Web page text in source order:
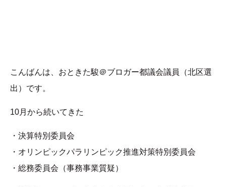
こんばんは、おときた駿＠ブロガー都議会議員（北区選
出）です。
10月から続いてきた
・決算特別委員会
・オリンピックパラリンピック推進対策特別委員会
・総務委員会（事務事業質疑）